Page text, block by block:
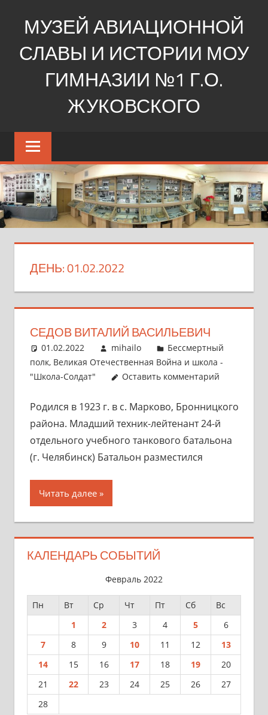
МУЗЕЙ АВИАЦИОННОЙ
СЛАВЫ И ИСТОРИИ МОУ
ГИМНАЗИИ №1 Г.О.
ЖУКОВСКОГО
Ещё
один
на
WordPress
ДЕНЬ:01.02.2022
СЕДОВ ВИТАЛИЙ ВАСИЛЬЕВИЧ
01.02.2022 mihailo
Бессмертный
полк, Великая Отечественная Война и школа -
"Школа-Солдат"
Оставить комментарий
Родился в 1923 г. в с. Марково, Бронницкого
района. Младший техник-лейтенант 24-й
отдельного учебного танкового батальона
(г. Челябинск) Батальон разместился
Читать далее
КАЛЕНДАРЬ СОБЫТИЙ
Февраль 2022
Пн Вт Ср Чт Пт Сб
Вс
1
2 3 4 5
6
7
8 9 10 11 12
13
14
15 16 17 18 19
20
21
22 23 24 25 26
27
28